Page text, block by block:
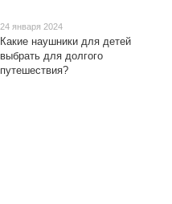
24 января 2024
Какие наушники для детей
выбрать для долгого
путешествия?